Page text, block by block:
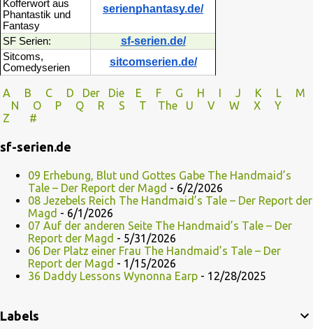
Kofferwort aus
Phantastik und
Fantasy
serienphantasy.de/
SF Serien: sf-serien.de/
Sitcoms,
Comedyserien
sitcomserien.de/
A B C D Der Die E F G H I J K L
M
N
O P Q R S T The U V
W X Y
Z
#
sf-serien.de
09 Erhebung, Blut und Gottes Gabe The Handmaid’s
Tale – Der Report der Magd - 6/2/2026
08 Jezebels Reich The Handmaid’s Tale – Der Report der
Magd - 6/1/2026
07 Auf der anderen Seite The Handmaid’s Tale – Der
Report der Magd - 5/31/2026
06 Der Platz einer Frau The Handmaid’s Tale – Der
Report der Magd - 1/15/2026
36 Daddy Lessons Wynonna Earp - 12/28/2025
Labels